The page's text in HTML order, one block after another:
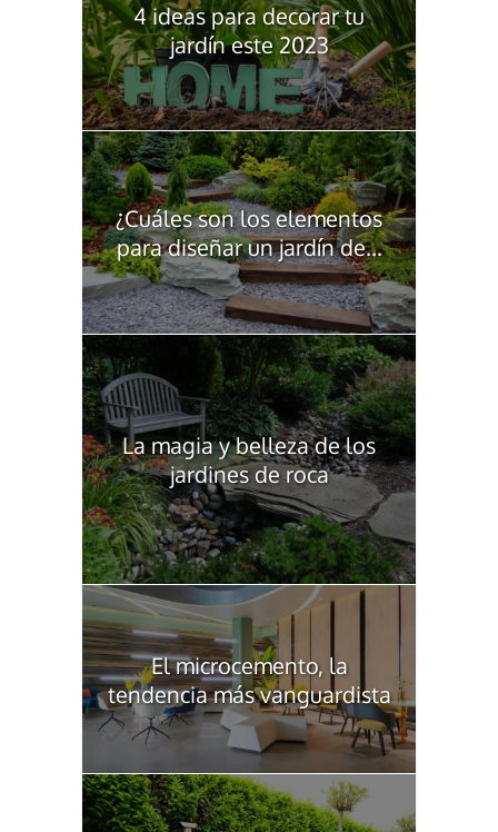
4 ideas para decorar tu
jardín este 2023
¿Cuáles son los elementos
para diseñar un jardín de...
La magia y belleza de los
jardines de roca
El microcemento, la
tendencia más vanguardista